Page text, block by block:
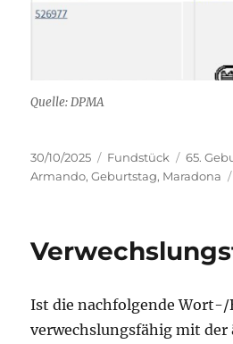
Quelle: DPMA
Posted
on
30/10/2025 Categories
Fundstück Tags
65.
Armando,Geburtstag, Maradona
Ist die nachfolgende Wort-/
verwechslungsfähig mit